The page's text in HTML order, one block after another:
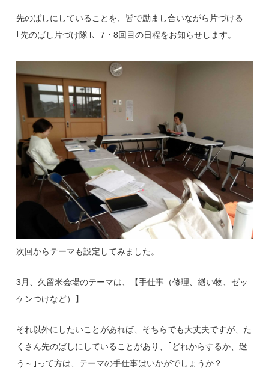
先のばしにしていることを、皆で励まし合いながら片づける
｢先のばし片づけ隊｣、7・8回目の日程をお知らせします。
次回からテーマも設定してみました。
3月、久留米会場のテーマは、【手仕事（修理、繕い物、ゼッ
ケンつけなど）】
それ以外にしたいことがあれば、そちらでも大丈夫ですが、た
くさん先のばしにしていることがあり、｢どれからするか、迷
う～｣って方は、テーマの手仕事はいかがでしょうか？